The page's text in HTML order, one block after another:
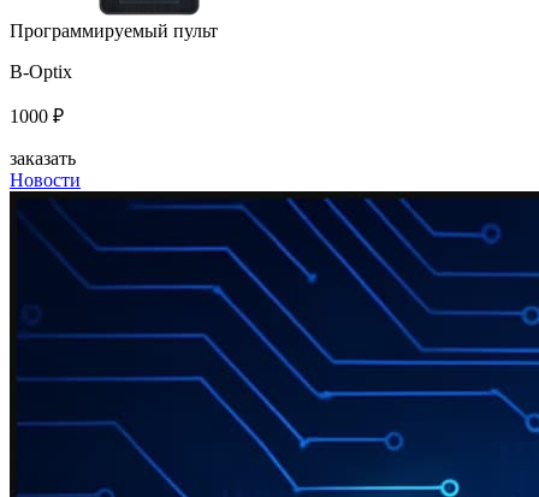
Программируемый пульт
B-Optix
1000 ₽
заказать
Новости